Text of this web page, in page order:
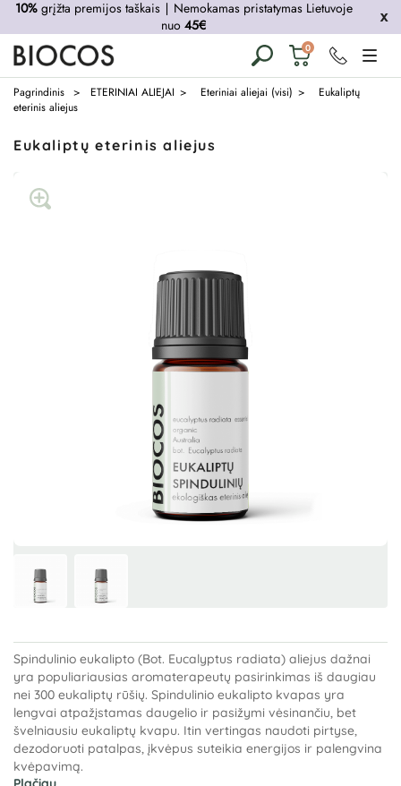
10%grįžta premijos taškais ∣ Nemokamas pristatymas Lietuvoje
nuo45€
0 Krepšelis
tuščias
Pagrindinis ETERINIAI ALIEJAI Eteriniai aliejai (visi)
Eukaliptų
eterinis aliejus
Eukaliptų eterinis aliejus
Spindulinio eukalipto (Bot. Eucalyptus radiata) aliejus dažnai
yra populiariausias aromaterapeutų pasirinkimas iš daugiau
nei 300 eukaliptų rūšių. Spindulinio eukalipto kvapas yra
lengvai atpažįstamas daugelio ir pasižymi vėsinančiu, bet
švelniausiu eukaliptų kvapu. Itin vertingas naudoti pirtyse,
dezodoruoti patalpas, įkvėpus suteikia energijos ir palengvina
kvėpavimą.